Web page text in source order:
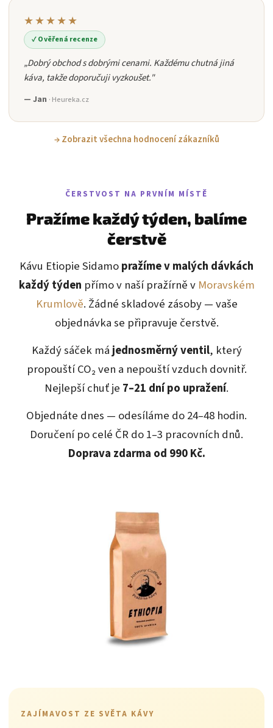
★★★★★
✓ Ověřená recenze
„Dobrý obchod s dobrými cenami. Každému chutná jiná
káva, takže doporučuji vyzkoušet."
— Jan · Heureka.cz
→ Zobrazit všechna hodnocení zákazníků
ČERSTVOST NA PRVNÍM MÍSTĚ
Pražíme každý týden, balíme
čerstvě
Kávu Etiopie Sidamopražíme v malých dávkách
každý týden přímo v naší pražírně v Moravském
Krumlově. Žádné skladové zásoby — vaše
objednávka se připravuje čerstvě.
Každý sáček má jednosměrný ventil, který
propouští CO₂ ven a nepouští vzduch dovnitř.
Nejlepší chuť je 7–21 dní po upražení.
Objednáte dnes — odesíláme do 24–48 hodin.
Doručení po celé ČR do 1–3 pracovních dnů.
Doprava zdarma od 990 Kč.
ZAJÍMAVOST ZE SVĚTA KÁVY